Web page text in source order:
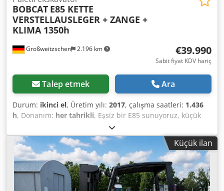
Großweitzschen 2.196 km
BOBCAT E85 KETTE
VERSTELLAUSLEGER + ZANGE +
KLIMA 1350h
€39.990
Sabit fiyat KDV hariç
Talep etmek Ara
Durum: ikinci el, Üretim yılı: 2017, çalışma saatleri: 1.436
h, Donanım: her tahrikli, Eşsiz bir E85 sunuyoruz, küçük
bir inşaat şirketinden kiralık değil, klima mevcut. *
AYARLANABİLİR DÖNER BOOM (ZAPATALI/PARMAKLIKLI) *
Hidrolik kazı kepçesi, isteğe bağlı olarak temin edilebilir,
makul bir ek ücret karşılığında stokta mevcuttur. * Küçük
bir inşaat şirketinden. * Alman yapımı. * Sadece 1350
çalışma saati. * Kauçuk paletler. * 2025'te BOBCAT'ta
büyük bakım yapılmıştır. * 44 kW Dizel motor, üretici:
Küçük ilan